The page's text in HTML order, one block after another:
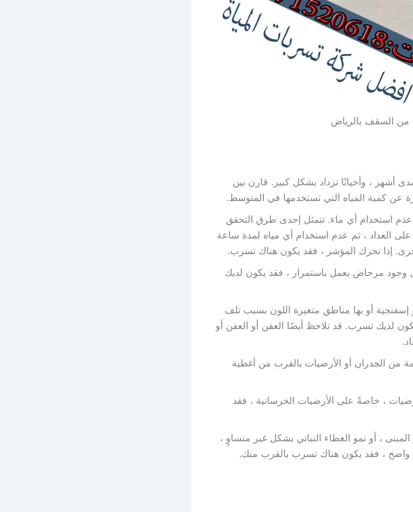
من السقف بالرياض
أشهر ، وأحيانًا تزداد بشكل كبير. قارن بين
عن كمية المياه التي تستخدمها في المتوسط.
عدم استخدام أي ماء. تتمثل إحدى طرق التحقق
العداد ، ثم عدم استخدام أي مياه لمدة ساعة
إذا تحرك المؤشر ، فقد يكون هناك تسرب.
وجود مرحاض يعمل باستمرار ، فقد يكون لديك
إسفنجية أو بها مناطق متغيرة اللون بسبب تلف
لديك تسرب. قد تلاحظ أيضًا العفن أو العفن أو
من الجدران أو الأرضيات بالقرب من أغطية
، خاصةً على الأرضيات الخرسانية ، فقد
، أو نمو الغطاء النباتي بشكل غير متساوٍ ،
، فقد يكون هناك تسرب بالقرب منك.